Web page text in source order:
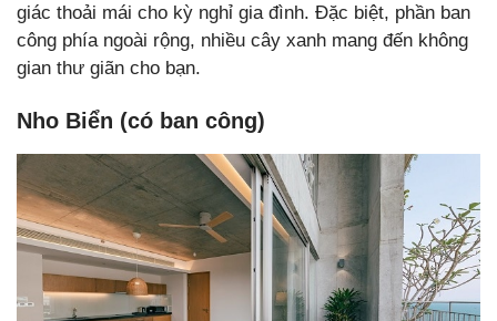
giác thoải mái cho kỳ nghỉ gia đình. Đặc biệt, phần ban
công phía ngoài rộng, nhiều cây xanh mang đến không
gian thư giãn cho bạn.
Nho Biển (có ban công)